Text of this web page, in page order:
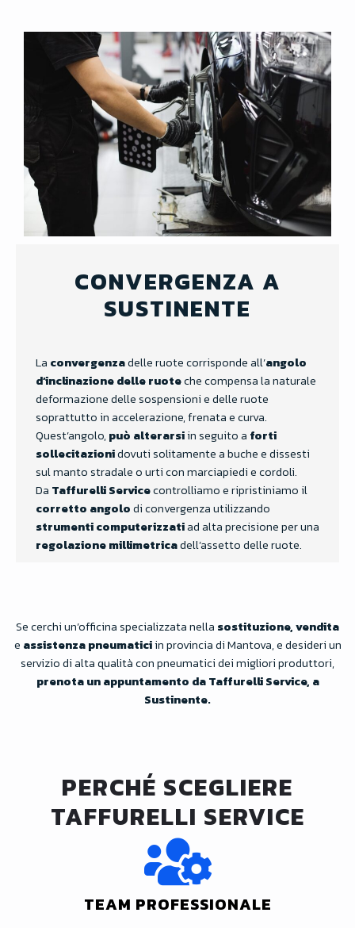
CONVERGENZA A
SUSTINENTE
La convergenzadelle ruote corrisponde all’angolo
d’inclinazionedelle ruoteche compensa la naturale
deformazione delle sospensioni e delle ruote
soprattutto in accelerazione, frenata e curva.
Quest’angolo,può alterarsiin seguito a forti
sollecitazionidovuti solitamente a buche e dissesti
sul manto stradale o urti con marciapiedi e cordoli.
Da Taffurelli Servicecontrolliamo e ripristiniamo il
corretto angolodi convergenza utilizzando
strumenti computerizzatiad alta precisione per una
regolazione millimetricadell’assetto delle ruote.
Se cerchi un’officina specializzata nella sostituzione,vendita
e assistenza pneumaticiin provincia di Mantova, e desideri un
servizio di alta qualità con pneumatici dei migliori produttori,
prenota un appuntamento da Taffurelli Service, a
Sustinente.
PERCHÉ SCEGLIERE
TAFFURELLI SERVICE
TEAM PROFESSIONALE